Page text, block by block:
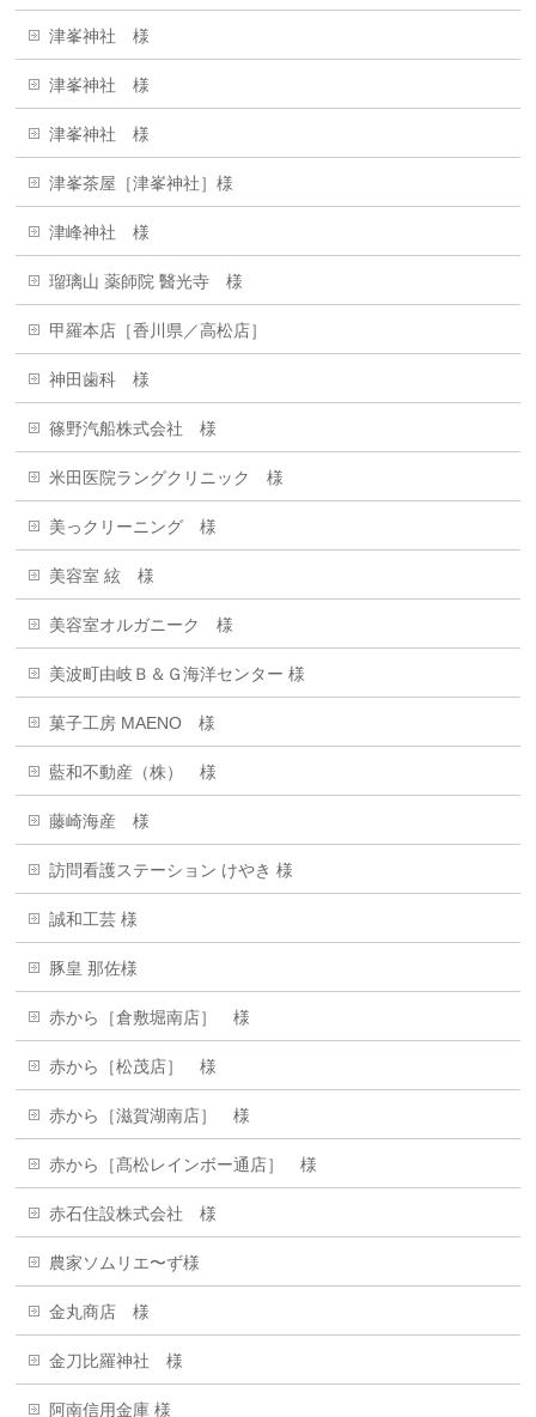
津峯神社 様
津峯神社 様
津峯神社 様
津峯茶屋［津峯神社］様
津峰神社 様
瑠璃山 薬師院 醫光寺 様
甲羅本店［香川県／高松店］
神田歯科 様
篠野汽船株式会社 様
米田医院ラングクリニック 様
美っクリーニング 様
美容室 絃 様
美容室オルガニーク 様
美波町由岐Ｂ＆Ｇ海洋センター 様
菓子工房 MAENO 様
藍和不動産（株） 様
藤崎海産 様
訪問看護ステーション けやき 様
誠和工芸 様
豚皇 那佐様
赤から［倉敷堀南店］ 様
赤から［松茂店］ 様
赤から［滋賀湖南店］ 様
赤から［髙松レインボー通店］ 様
赤石住設株式会社 様
農家ソムリエ〜ず様
金丸商店 様
金刀比羅神社 様
阿南信用金庫 様